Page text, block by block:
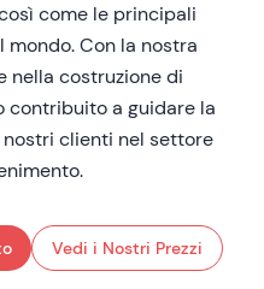
come le principali
Con la nostra
nella costruzione di
contribuito a guidare la
clienti nel settore
Vedi i Nostri Prezzi